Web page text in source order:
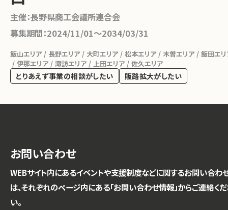
主催：長野県商工会議所連合会
募集期間：2024/11/01〜2034/03/31
飯山エリア 長野エリア 大町エリア 松本エリア 木曽エリア
飯田エリ
伊那エリア
諏訪エリア 上田エリア 佐久エリア
とりあえず事業の相談がしたい 販路拡大がしたい
お問い合わせ
WEBサイト内にあるイベントや支援制度などに関するお問い合わ
は、それぞれのページ内にある「お問い合わせ情報」からご連絡く
い。